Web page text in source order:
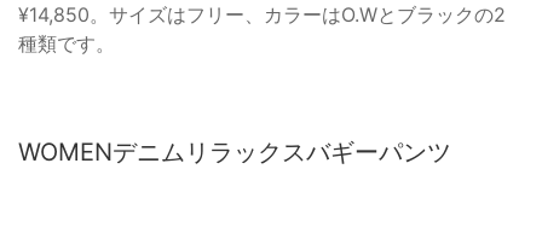
¥14,850。サイズはフリー、カラーはO.Wとブラックの2
種類です。
WOMENデニムリラックスバギーパンツ